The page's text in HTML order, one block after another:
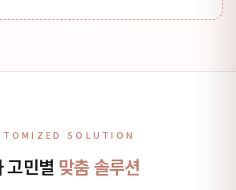
SOLUTION
고민별 맞춤 솔루션